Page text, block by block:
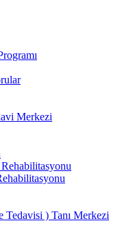
Merkezi
Tedavisi ) Tanı Merkezi